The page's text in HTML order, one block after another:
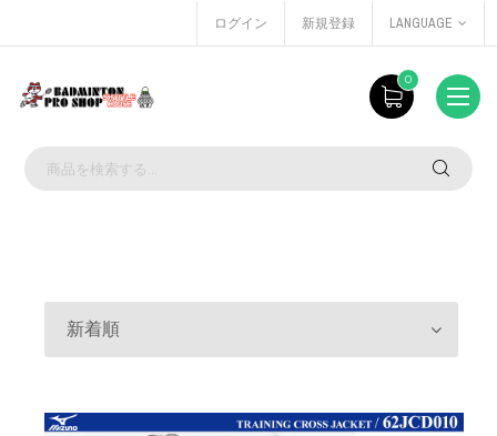
ログイン 新規登録 LANGUAGE
0
新着順